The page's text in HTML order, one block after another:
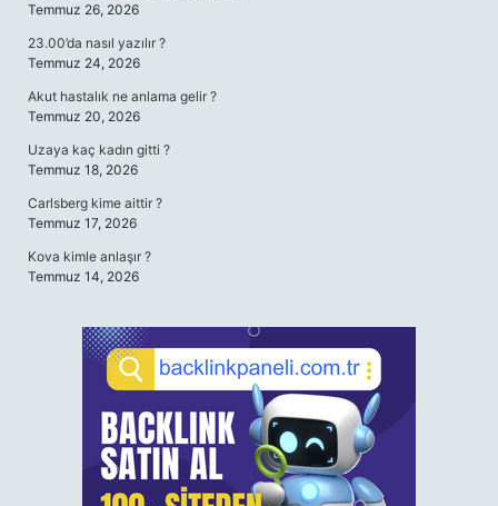
Temmuz 26, 2026
23.00’da nasıl yazılır ?
Temmuz 24, 2026
Akut hastalık ne anlama gelir ?
Temmuz 20, 2026
Uzaya kaç kadın gitti ?
Temmuz 18, 2026
Carlsberg kime aittir ?
Temmuz 17, 2026
Kova kimle anlaşır ?
Temmuz 14, 2026